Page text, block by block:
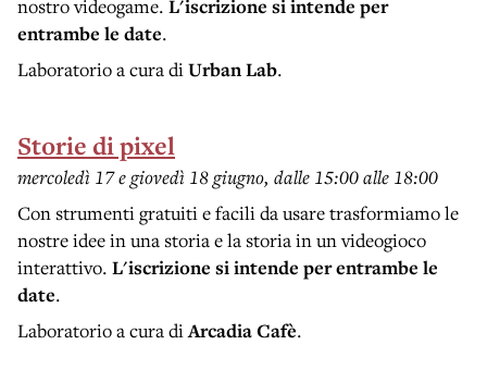
nostro videogame. L'iscrizione si intende per
entrambe le date.
Laboratorio a cura di Urban Lab.
Storie di pixel
mercoledì 17 e giovedì 18 giugno, dalle 15:00 alle 18:00
Con strumenti gratuiti e facili da usare trasformiamo le
nostre idee in una storia e la storia in un videogioco
interattivo. L'iscrizione si intende per entrambe le
date.
Laboratorio a cura di Arcadia Cafè.